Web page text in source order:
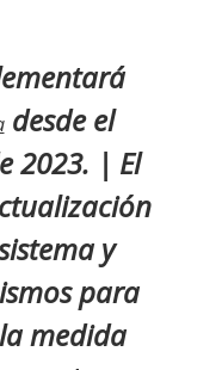
desde el
2023. | El
y
para
medida